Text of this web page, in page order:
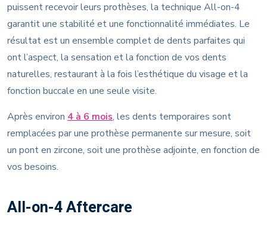
puissent recevoir leurs prothèses, la technique All-on-4
garantit une stabilité et une fonctionnalité immédiates. Le
résultat est un ensemble complet de dents parfaites qui
ont l’aspect, la sensation et la fonction de vos dents
naturelles, restaurant à la fois l’esthétique du visage et la
fonction buccale en une seule visite.
Après environ 4 à 6 mois, les dents temporaires sont
remplacées par une prothèse permanente sur mesure, soit
un pont en zircone, soit une prothèse adjointe, en fonction de
vos besoins.
All-on-4 Aftercare